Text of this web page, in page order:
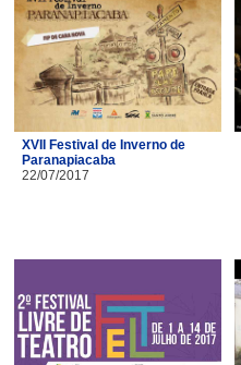
XVII Festival de Inverno de
Paranapiacaba
22/07/2017